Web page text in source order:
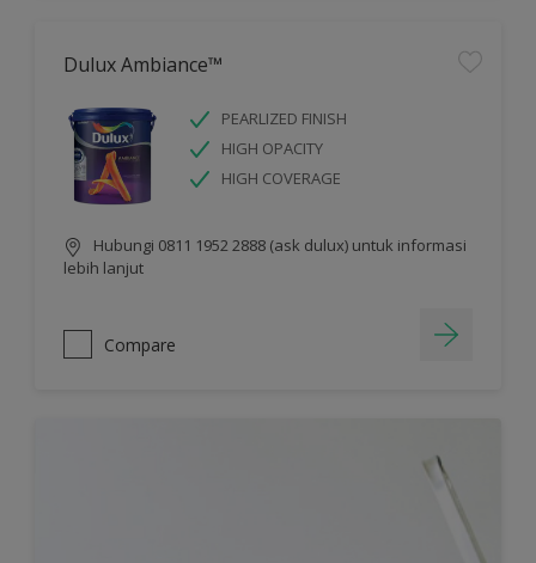
Dulux Ambiance™
PEARLIZED FINISH
HIGH OPACITY
HIGH COVERAGE
Hubungi 0811 1952 2888 (ask dulux) untuk informasi
lebih lanjut
Compare